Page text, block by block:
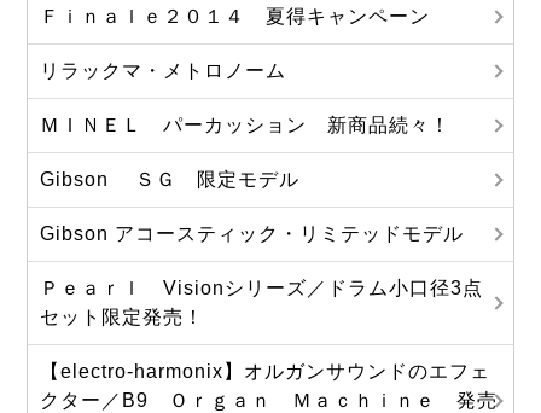
Ｆｉｎａｌｅ２０１４ 夏得キャンペーン
リラックマ・メトロノーム
ＭＩＮＥＬ パーカッション 新商品続々！
Gibson ＳＧ 限定モデル
Gibson アコースティック・リミテッドモデル
Ｐｅａｒｌ Visionシリーズ／ドラム小口径3点
セット限定発売！
【electro-harmonix】オルガンサウンドのエフェ
クター／B9 Ｏｒｇａｎ Ｍａｃｈｉｎｅ 発売